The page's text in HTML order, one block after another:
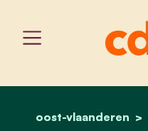
oost-vlaanderen